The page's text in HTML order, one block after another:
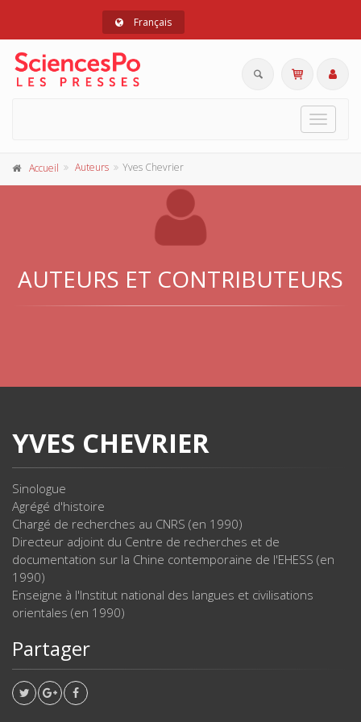
Français
Toggle
Accueil Auteurs Yves Chevrier
AUTEURS ET CONTRIBUTEURS
YVES CHEVRIER
Sinologue
Agrégé d'histoire
Chargé de recherches au CNRS (en 1990)
Directeur adjoint du Centre de recherches et de
documentation sur la Chine contemporaine de l'EHESS (en
1990)
Enseigne à l'Institut national des langues et civilisations
orientales (en 1990)
Partager